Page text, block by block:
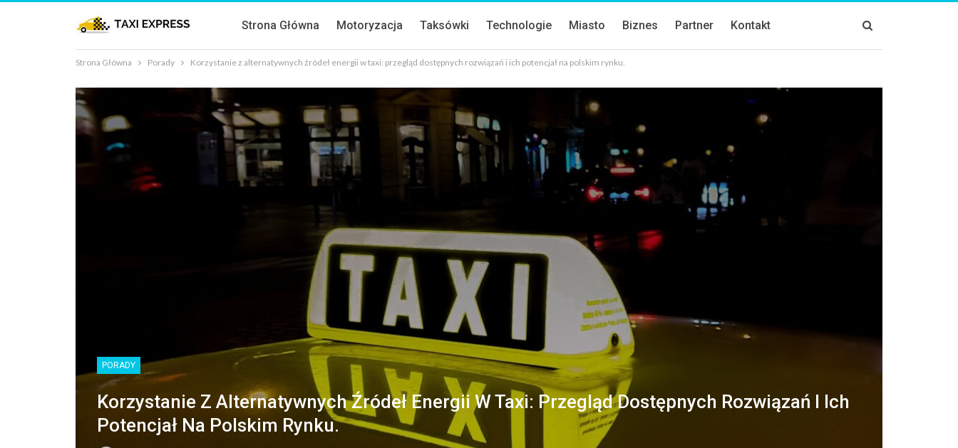
Strona Główna Motoryzacja Taksówki Technologie Miasto Biznes Partner Kontakt
Strona Główna Porady Korzystanie z alternatywnych źródeł energii w taxi: przegląd dostępnych rozwiązań i ich potencjał na polskim rynku.
PORADY
Korzystanie Z Alternatywnych Źródeł Energii W Taxi: Przegląd Dostępnych Rozwiązań I Ich
Potencjał Na Polskim Rynku.